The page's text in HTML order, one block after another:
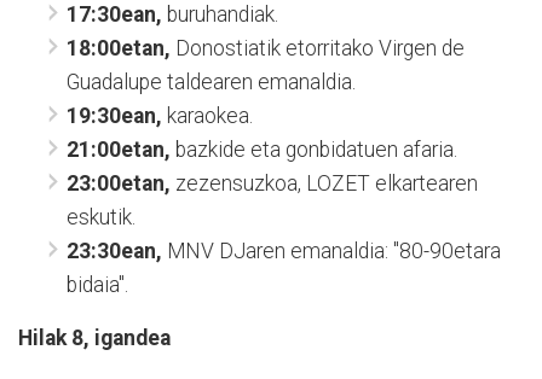
17:30ean, buruhandiak.
18:00etan, Donostiatik etorritako Virgen de
Guadalupe taldearen emanaldia.
19:30ean, karaokea.
21:00etan, bazkide eta gonbidatuen afaria.
23:00etan, zezensuzkoa, LOZET elkartearen
eskutik.
23:30ean, MNV DJaren emanaldia: "80-90etara
bidaia".
Hilak 8, igandea